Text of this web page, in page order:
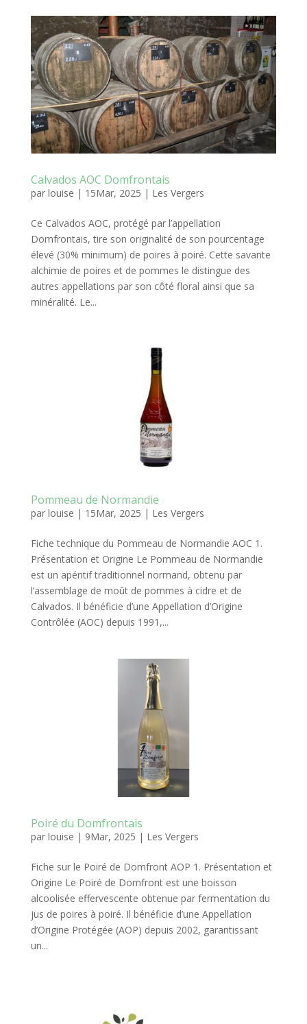
Calvados AOC Domfrontais
par louise | 15Mar, 2025 | Les Vergers
Ce Calvados AOC, protégé par l’appellation
Domfrontais, tire son originalité de son pourcentage
élevé (30% minimum) de poires à poiré. Cette savante
alchimie de poires et de pommes le distingue des
autres appellations par son côté floral ainsi que sa
minéralité. Le...
Pommeau de Normandie
par louise | 15Mar, 2025 | Les Vergers
Fiche technique du Pommeau de Normandie AOC 1.
Présentation et Origine Le Pommeau de Normandie
est un apéritif traditionnel normand, obtenu par
l’assemblage de moût de pommes à cidre et de
Calvados. Il bénéficie d’une Appellation d’Origine
Contrôlée (AOC) depuis 1991,...
Poiré du Domfrontais
par louise | 9Mar, 2025 | Les Vergers
Fiche sur le Poiré de Domfront AOP 1. Présentation et
Origine Le Poiré de Domfront est une boisson
alcoolisée effervescente obtenue par fermentation du
jus de poires à poiré. Il bénéficie d’une Appellation
d’Origine Protégée (AOP) depuis 2002, garantissant
un...